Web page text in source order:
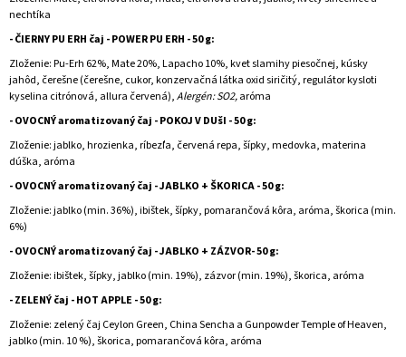
nechtíka
- ČIERNY PU ERH čaj - POWER PU ERH - 50 g:
Zloženie: Pu-Erh 62%, Mate 20%, Lapacho 10%, kvet slamihy piesočnej, kúsky
jahôd, čerešne (čerešne, cukor, konzervačná látka oxid siričitý, regulátor kysloti
kyselina citrónová, allura červená),Alergén: SO2,aróma
- OVOCNÝ aromatizovaný čaj - POKOJ V DUšI - 50 g:
Zloženie: jablko, hrozienka, ríbezľa, červená repa, šípky, medovka, materina
dúška, aróma
- OVOCNÝ aromatizovaný čaj - JABLKO + ŠKORICA - 50 g:
Zloženie: jablko (min. 36%), ibištek, šípky, pomarančová kôra, aróma, škorica (min.
6%)
- OVOCNÝ aromatizovaný čaj - JABLKO + ZÁZVOR- 50 g:
Zloženie: ibištek, šípky, jablko (min. 19%), zázvor (min. 19%), škorica, aróma
- ZELENÝ čaj - HOT APPLE - 50 g:
Zloženie: zelený čaj Ceylon Green, China Sencha a Gunpowder Temple of Heaven,
jablko (min. 10 %), škorica, pomarančová kôra, aróma